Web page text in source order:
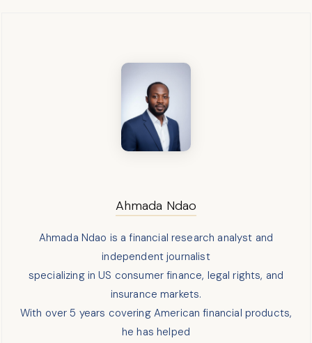
Ahmada Ndao
Ahmada Ndao is a financial research analyst and
independent journalist
specializing in US consumer finance, legal rights, and
insurance markets.
With over 5 years covering American financial products,
he has helped